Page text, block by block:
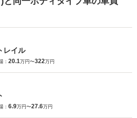
レイル
： 20.1万円〜322万円
： 6.9万円〜27.6万円